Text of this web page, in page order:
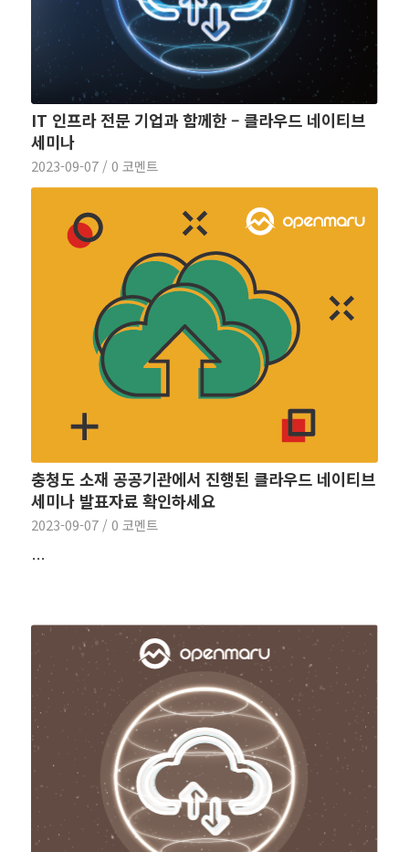
IT 인프라 전문 기업과 함께한 – 클라우드 네이티브
세미나
2023-09-07 / 0 코멘트
충청도 소재 공공기관에서 진행된 클라우드 네이티브
세미나 발표자료 확인하세요
2023-09-07 / 0 코멘트
…